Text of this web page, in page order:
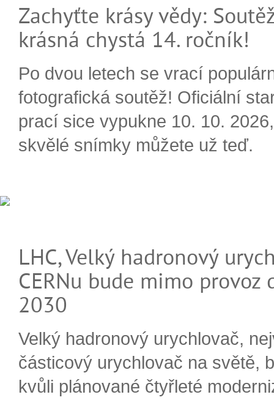
Zachyťte krásy vědy:
krásná chystá 14. ročník!
Po dvou letech se vrací
fotografická soutěž! Oficiální
prací sice vypukne 10. 10.
skvělé snímky můžete už teď.
LHC, Velký hadronový
CERNu bude mimo provoz
2030
Velký hadronový urychlovač,
částicový urychlovač na světě,
kvůli plánované čtyřleté